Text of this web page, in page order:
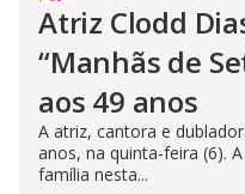
Atriz Clodd
“Manhãs de
aos 49 anos
A atriz, cantora e
anos, na quinta-feira (6).
família nesta...